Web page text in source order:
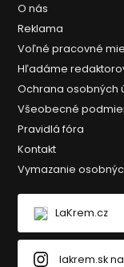
O nás
Reklama
Voľné pracovné
Hľadáme
Ochrana osobných
Všeobecné
Pravidlá fóra
Kontakt
Vymazanie
LaKrem.cz
lakrem.sk